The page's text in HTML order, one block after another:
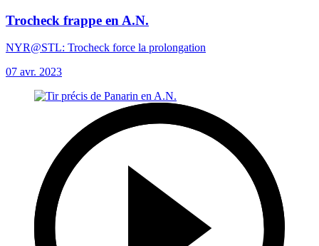
Trocheck frappe en A.N.
NYR@STL: Trocheck force la prolongation
07 avr. 2023